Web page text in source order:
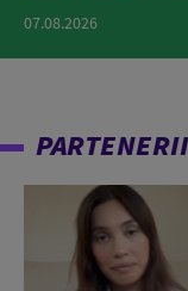
07.08.2026